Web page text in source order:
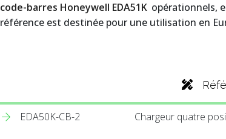
code-barres Honeywell EDA51K opérationnels,
référence est destinée pour une utilisation en
EDA50K-CB-2 Chargeur quatre